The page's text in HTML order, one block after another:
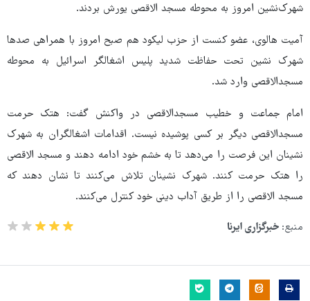
شهرک‌نشین امروز به محوطه مسجد الاقصی یورش بردند.
آمیت هالوی، عضو کنست از حزب لیکود هم صبح امروز با همراهی صدها
شهرک نشین تحت حفاظت شدید پلیس اشغالگر اسرائیل به محوطه
مسجدالاقصی وارد شد.
امام جماعت و خطیب مسجدالاقصی در واکنش گفت: هتک حرمت
مسجدالاقصی دیگر بر کسی پوشیده نیست. اقدامات اشغالگران به شهرک
نشینان این فرصت را می‌دهد تا به خشم خود ادامه دهند و مسجد الاقصی
را هتک حرمت کنند. شهرک نشینان تلاش می‌کنند تا نشان دهند که
مسجد الاقصی را از طریق آداب دینی خود کنترل می‌کنند.
منبع: خبرگزاری ایرنا